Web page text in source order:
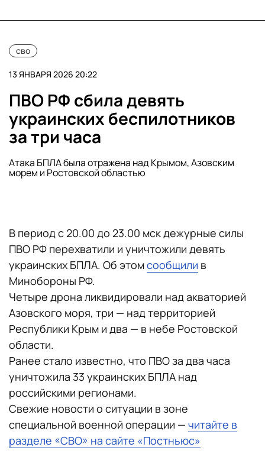
сво
13 ЯНВАРЯ 2026 20:22
ПВО РФ сбила девять
украинских беспилотников
за три часа
Атака БПЛА была отражена над Крымом, Азовским
морем и Ростовской областью
В период с 20.00 до 23.00 мск дежурные силы
ПВО РФ перехватили и уничтожили девять
украинских БПЛА. Об этомсообщили в
Минобороны РФ.
Четыре дрона ликвидировали над акваторией
Азовского моря, три — над территорией
Республики Крым и два — в небе Ростовской
области.
Ранее стало известно, что ПВО за два часа
уничтожила 33 украинских БПЛА над
российскими регионами.
Свежие новости о ситуации в зоне
специальной военной операции — читайте в
разделе «СВО» на сайте «Постньюс»